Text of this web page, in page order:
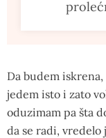
Da budem
jedem isto i zato
oduzimam pa šta
da se radi, vredelo